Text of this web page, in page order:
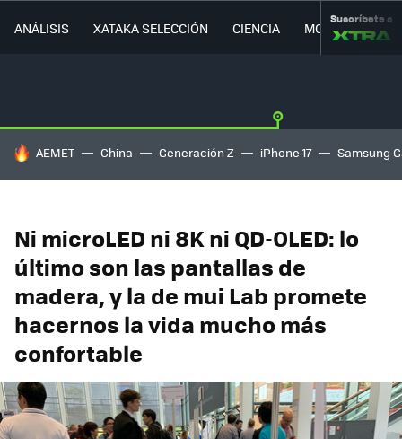
ANÁLISIS XATAKA SELECCIÓN CIENCIA MOVILIDAD
Suscríbete a
HOY SE HABLA DE
AEMET China Generación Z iPhone 17 Samsung
Ni microLED ni 8K ni QD-OLED: lo
último son las pantallas de
madera, y la de mui Lab promete
hacernos la vida mucho más
confortable